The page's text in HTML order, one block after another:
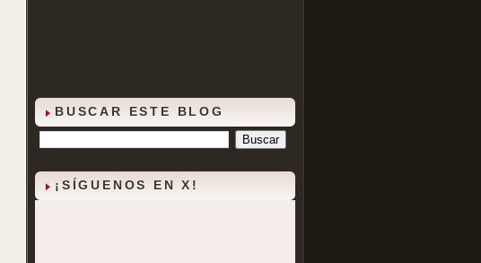
BUSCAR ESTE BLOG
¡SÍGUENOS EN X!